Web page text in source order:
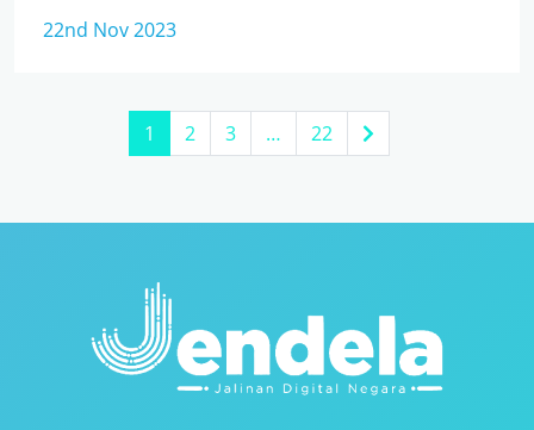
22nd Nov 2023
1 2 3 … 22